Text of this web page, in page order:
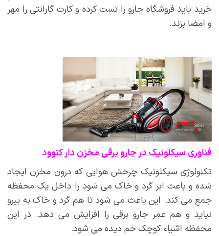
خرید باید فروشگاه جارو را تست کرده و کارت گارانتی را مهر
و امضا بزند.
فناوری سیکلونیک در جارو برقی مخزن دار کنوود
تکنولوژی سیکلونیک چرخش هوایی که درون مخزن ایجاد
شده و باعث ابر گرد و خاک می شود را داخل یک محفظه
جمع می کند. این باعث می شود تا هم گرد و خاک به بیرو
نیاید و هم عمر جارو برقی را افزایش می دهد. در این
محفظه اشیاء کوچک خم دیده می شود.